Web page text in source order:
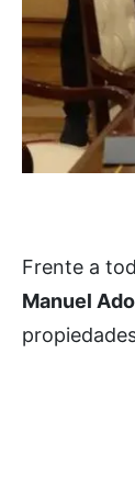
Frente a
Manuel